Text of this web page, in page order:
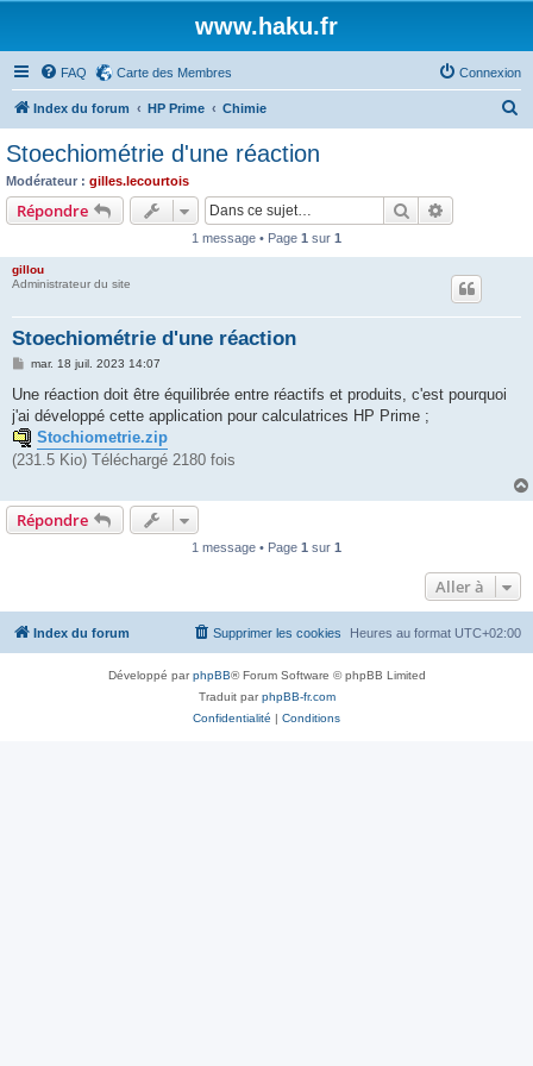
www.haku.fr
FAQ Carte des Membres Connexion
Index du forum HP Prime Chimie
Stoechiométrie d'une réaction
Modérateur : gilles.lecourtois
Répondre Rechercher
1 message • Page 1 sur 1
gillou
Administrateur du site
Stoechiométrie d'une réaction
M
s
a
g
e
mar. 18 juil. 2023 14:07
Une réaction doit être équilibrée entre réactifs et produits, c'est pourquoi
j'ai développé cette application pour calculatrices HP Prime ;
Stochiometrie.zip
(231.5 Kio) Téléchargé 2180 fois
Répondre
1 message • Page 1 sur 1
Aller à
Index du forum Heures au format UTC+02:00
Supprimer les cookies
Développé parphpBB® Forum Software © phpBB Limited
Traduit parphpBB-fr.com
Confidentialité | Conditions